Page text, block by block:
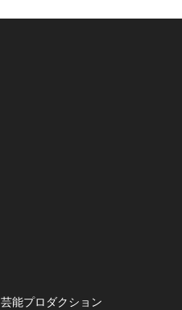
芸能プロダクション